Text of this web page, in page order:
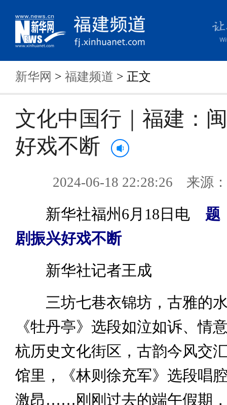
新华网 > 福建频道 > 正文
文化中国行｜福建：
好戏不断
2024-06-18 22:28:26 来源
新华社福州6月18日电 题
剧振兴好戏不断
新华社记者王成
三坊七巷衣锦坊，古雅的水
《牡丹亭》选段如泣如诉、情
杭历史文化街区，古韵今风交
馆里，《林则徐充军》选段唱
激昂……刚刚过去的端午假期